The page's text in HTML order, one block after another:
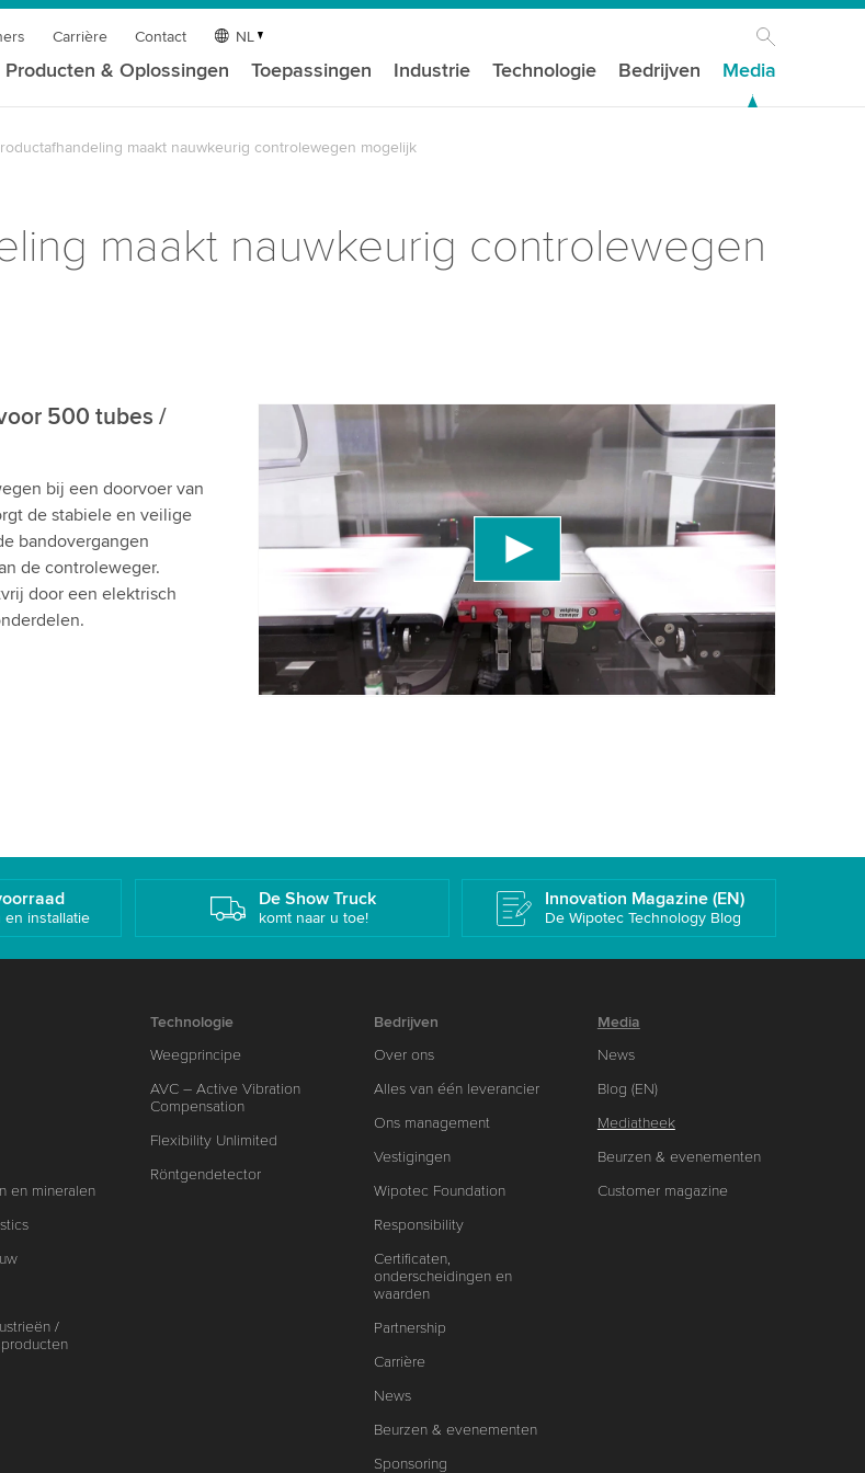
Carrière Contact NL
Producten & Oplossingen Toepassingen Industrie Technologie Bedrijven Media
maakt nauwkeurig controlewegen mogelijk
maakt nauwkeurig controlewegen
We hebben uw toestemming nodig om de YouTube-
videodienst te laden!
We gebruiken een service van derden om videocontent in
te sluiten die gegevens over uw activiteit kan verzamelen.
Gelieve de details te bekijken en de service te accepteren
om deze video te bekijken.
Accepteren Meer informatie
500 tubes /
bij een doorvoer van
de stabiele en veilige
bandovergangen
de controleweger.
door een elektrisch
en installatie
De Show Truck
komt naar u toe!
Innovation Magazine (EN)
De Wipotec Technology Blog
en mineralen
/
Technologie
Weegprincipe
AVC – Active Vibration
Compensation
Flexibility Unlimited
Röntgendetector
Bedrijven
Over ons
Alles van één leverancier
Ons management
Vestigingen
Wipotec Foundation
Responsibility
Certificaten,
onderscheidingen en
waarden
Partnership
Carrière
News
Beurzen & evenementen
Sponsoring
Media
News
Blog (EN)
Mediatheek
Beurzen & evenementen
Customer magazine